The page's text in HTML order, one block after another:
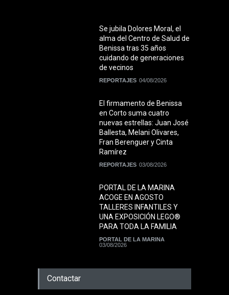
Se jubila Dolores Moral, el
alma del Centro de Salud de
Benissa tras 35 años
cuidando de generaciones
de vecinos
REPORTAJES 04/08/2026
El firmamento de Benissa
en Corto suma cuatro
nuevas estrellas: Juan José
Ballesta, Melani Olivares,
Fran Berenguer y Cinta
Ramírez
REPORTAJES 03/08/2026
PORTAL DE LA MARINA
ACOGE EN AGOSTO
TALLERES INFANTILES Y
UNA EXPOSICIÓN LEGO®
PARA TODA LA FAMILIA
PORTAL DE LA MARINA
03/08/2026
Contactar